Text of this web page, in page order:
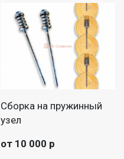
Сборка на пружинный
узел
от 10 000 р